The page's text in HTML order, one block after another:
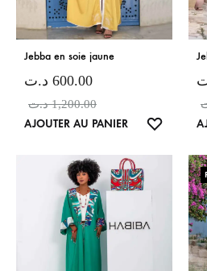
Jebba en soie jaune
600.00 د.ت
1,200.00 د.ت
AJOUTER AU PANIER